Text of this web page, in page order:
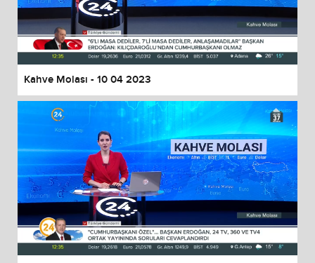
Kahve Molası - 10 04 2023